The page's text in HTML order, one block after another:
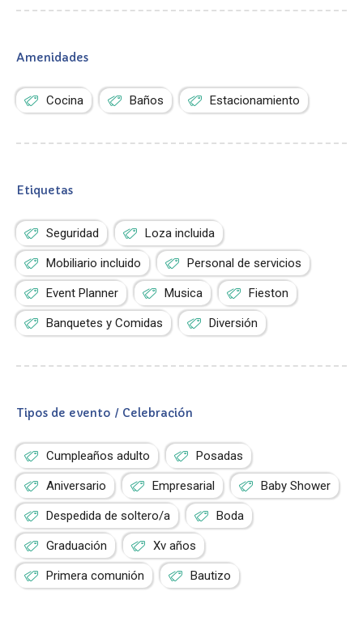
Amenidades
Cocina Baños Estacionamiento
Etiquetas
Seguridad Loza incluida
Mobiliario incluido Personal de servicios
Event Planner Musica Fieston
Banquetes y Comidas Diversión
Tipos de evento / Celebración
Cumpleaños adulto Posadas
Aniversario Empresarial Baby Shower
Despedida de soltero/a Boda
Graduación Xv años
Primera comunión Bautizo